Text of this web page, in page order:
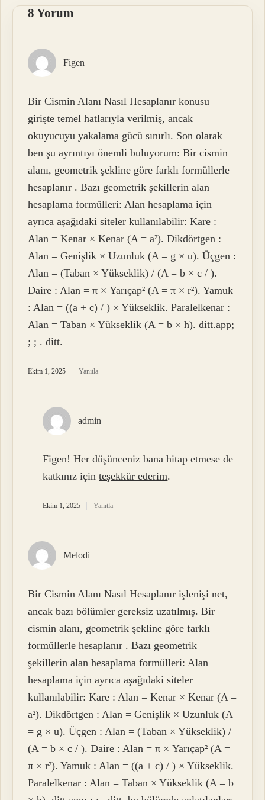
8 Yorum
Figen
Bir Cismin Alanı Nasıl Hesaplanır konusu
girişte temel hatlarıyla verilmiş, ancak
okuyucuyu yakalama gücü sınırlı. Son olarak
ben şu ayrıntıyı önemli buluyorum: Bir cismin
alanı, geometrik şekline göre farklı formüllerle
hesaplanır . Bazı geometrik şekillerin alan
hesaplama formülleri: Alan hesaplama için
ayrıca aşağıdaki siteler kullanılabilir: Kare :
Alan = Kenar × Kenar (A = a²). Dikdörtgen :
Alan = Genişlik × Uzunluk (A = g × u). Üçgen :
Alan = (Taban × Yükseklik) / (A = b × c / ).
Daire : Alan = π × Yarıçap² (A = π × r²). Yamuk
: Alan = ((a + c) / ) × Yükseklik. Paralelkenar :
Alan = Taban × Yükseklik (A = b × h). ditt.app;
; ; . ditt.
Ekim 1, 2025 Yanıtla
admin
Figen! Her düşünceniz bana hitap etmese de
katkınız içinteşekkür ederim.
Ekim 1, 2025 Yanıtla
Melodi
Bir Cismin Alanı Nasıl Hesaplanır işlenişi net,
ancak bazı bölümler gereksiz uzatılmış. Bir
cismin alanı, geometrik şekline göre farklı
formüllerle hesaplanır . Bazı geometrik
şekillerin alan hesaplama formülleri: Alan
hesaplama için ayrıca aşağıdaki siteler
kullanılabilir: Kare : Alan = Kenar × Kenar (A =
a²). Dikdörtgen : Alan = Genişlik × Uzunluk (A
= g × u). Üçgen : Alan = (Taban × Yükseklik) /
(A = b × c / ). Daire : Alan = π × Yarıçap² (A =
π × r²). Yamuk : Alan = ((a + c) / ) × Yükseklik.
Paralelkenar : Alan = Taban × Yükseklik (A = b